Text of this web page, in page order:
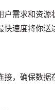
户需求和资
速度将你送
接，确保数